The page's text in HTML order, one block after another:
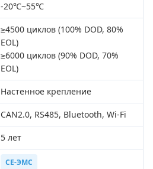
-20℃~55℃
≥4500 циклов (100% DOD, 80%
EOL)
≥6000 циклов (90% DOD, 70%
EOL)
Настенное крепление
CAN2.0, RS485, Bluetooth, Wi-Fi
5 лет
CE-ЭМС